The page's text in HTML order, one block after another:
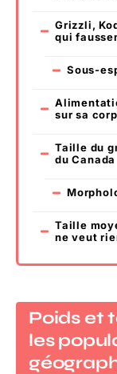
Grizzli,
qui
Sous-
sur sa
Taille du
du Canada
Taille
ne veut
Poids et
les